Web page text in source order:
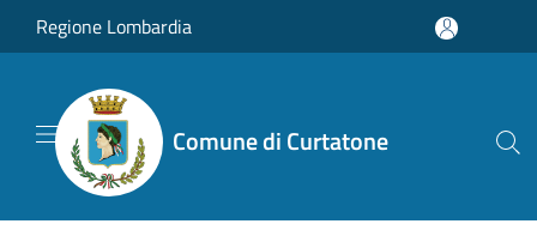
Salta al contenuto principale
Regione Lombardia
Comune di Curtatone